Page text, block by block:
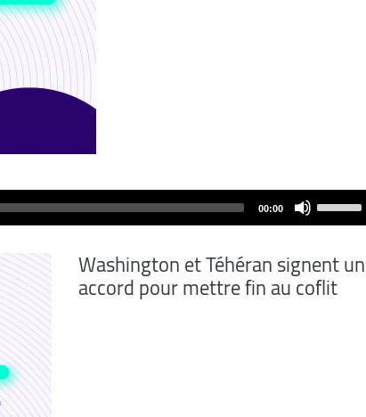
00:00
keys
to
Washington et Téhéran signent un
accord pour mettre fin au coflit